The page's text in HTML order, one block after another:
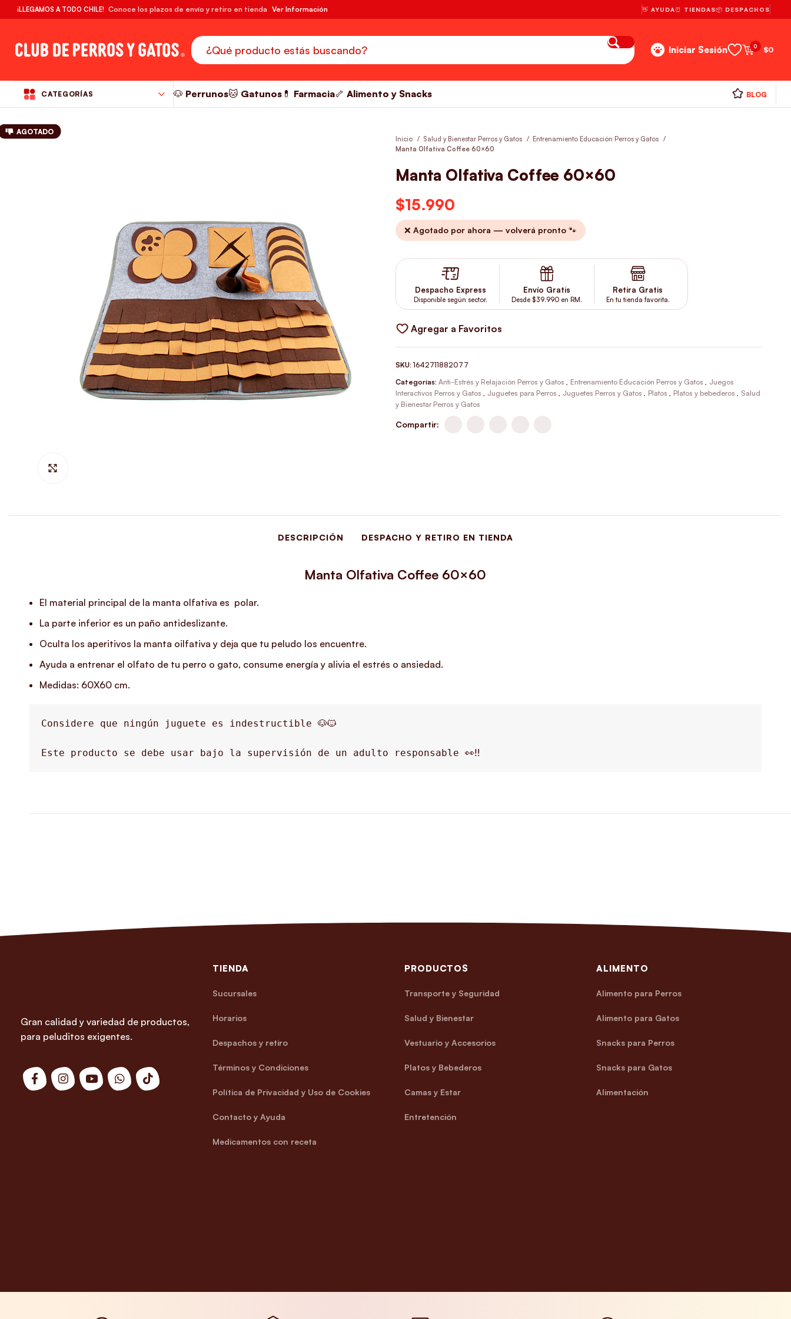
¡LLEGAMOS A TODO CHILE! Conoce los plazos de envío y retiro en tienda Ver Información 👋 AYUDA⏰ TIENDAS📦 DESPACHOS
Iniciar Sesión 0 $0
CATEGORÍAS 🐶 Perrunos🐱 Gatunos 💊 Farmacia🦴 Alimento y Snacks BLOG
AGOTADO
Inicio Salud y Bienestar Perros y Gatos
Entrenamiento Educación Perros y Gatos
Manta Olfativa Coffee 60×60
Manta Olfativa Coffee 60×60
$15.990
❌ Agotado por ahora — volverá pronto 🐾
Despacho Express
Disponible según sector.
Envío Gratis
Desde $39.990 en RM.
Retira Gratis
En tu tienda favorita.
Agregar a Favoritos
SKU: 1642711882077
Categorías: Anti-Estrés y Relajación Perros y Gatos , Entrenamiento Educación Perros y Gatos , Juegos
Interactivos Perros y Gatos , Juguetes para Perros , Juguetes Perros y Gatos , Platos , Platos y bebederos , Salud
y Bienestar Perros y Gatos
Compartir:
DESCRIPCIÓN DESPACHO Y RETIRO EN TIENDA
Manta Olfativa Coffee 60×60
El material principal de la manta olfativa es polar.
La parte inferior es un paño antideslizante.
Oculta los aperitivos la manta oilfativa y deja que tu peludo los encuentre.
Ayuda a entrenar el olfato de tu perro o gato, consume energía y alivia el estrés o ansiedad.
Medidas: 60X60 cm.
Considere que ningún juguete es indestructible 🐶🐱
Este producto se debe usar bajo la supervisión de un adulto responsable 👀‼️
Gran calidad y variedad de productos,
para peluditos exigentes.
TIENDA
Sucursales
Horarios
Despachos y retiro
Términos y Condiciones
Política de Privacidad y Uso de Cookies
Contacto y Ayuda
Medicamentos con receta
PRODUCTOS
Transporte y Seguridad
Salud y Bienestar
Vestuario y Accesorios
Platos y Bebederos
Camas y Estar
Entretención
ALIMENTO
Alimento para Perros
Alimento para Gatos
Snacks para Perros
Snacks para Gatos
Alimentación
RM